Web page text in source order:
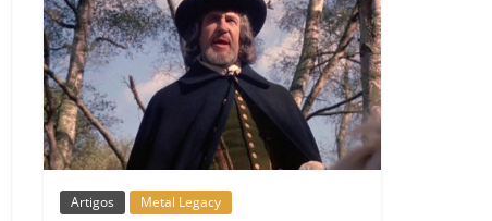
Artigos Metal Legacy